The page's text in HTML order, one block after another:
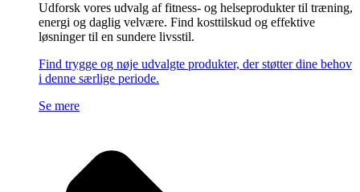
Udforsk vores udvalg af fitness- og helseprodukter til træning,
energi og daglig velvære. Find kosttilskud og effektive
løsninger til en sundere livsstil.
Find trygge og nøje udvalgte produkter, der støtter dine behov
i denne særlige periode.
Se mere